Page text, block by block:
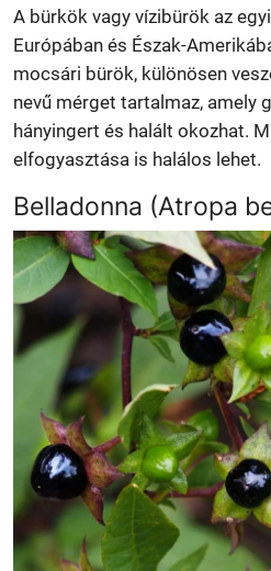
A bürkök vagy vízibürök az
Európában és Észak-
mocsári bürök, különösen
nevű mérget tartalmaz, amely
hányingert és halált okozhat.
elfogyasztása is halálos lehet.
Belladonna (Atropa